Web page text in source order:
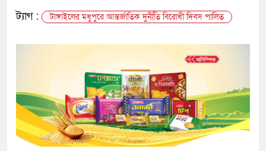
ট্যাগ :
টাঙ্গাইলের মধুপুরে আন্তর্জাতিক দুর্নীতি বিরোধী দিবস পালিত